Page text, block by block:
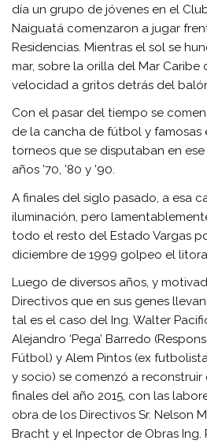
día un grupo de jóvenes en el
Naiguatá comenzaron a jugar
Residencias. Mientras el sol se
mar, sobre la orilla del Mar Caribe
velocidad a gritos detrás del
Con el pasar del tiempo se
de la cancha de fútbol y famosas
torneos que se disputaban en
años ’70, ’80 y ’90.
A finales del siglo pasado, a esa
iluminación, pero
todo el resto del Estado Vargas
diciembre de 1999 golpeo el
Luego de diversos años, y
Directivos que en sus genes
tal es el caso del Ing. Walter
Alejandro ‘Pega’ Barredo
Fútbol) y Alem Pintos (ex
y socio) se comenzó a
finales del año 2015, con las
obra de los Directivos Sr. Nelson
Bracht y el Inpector de Obras Ing.